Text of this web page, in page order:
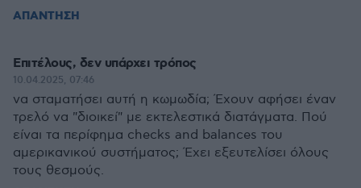
ΑΠΑΝΤΗΣΗ
Επιτέλους, δεν υπάρχει τρόπος
10.04.2025, 07:46
να σταματήσει αυτή η κωμωδία; Έχουν αφήσει έναν
τρελό να "διοικεί" με εκτελεστικά διατάγματα. Πού
είναι τα περίφημα checks and balances του
αμερικανικού συστήματος; Έχει εξευτελίσει όλους
τους θεσμούς.